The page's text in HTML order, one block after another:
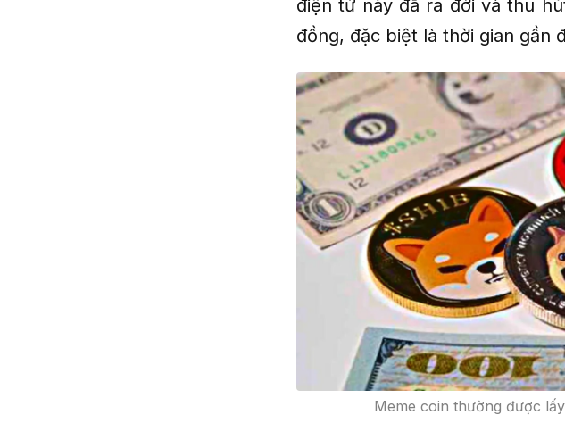
điện tử này đã ra đời và thu
đồng, đặc biệt là thời gian gần
Meme coin thường được